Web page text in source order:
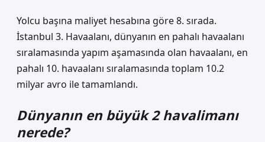
Yolcu başına maliyet hesabına göre 8. sırada.
İstanbul 3. Havaalanı, dünyanın en pahalı havaalanı
sıralamasında yapım aşamasında olan havaalanı, en
pahalı 10. havaalanı sıralamasında toplam 10.2
milyar avro ile tamamlandı.
Dünyanın en büyük 2 havalimanı
nerede?